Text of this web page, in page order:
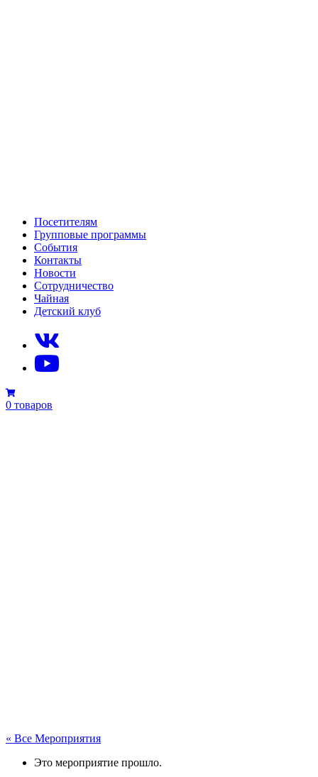
Посетителям
Групповые программы
События
Контакты
Новости
Сотрудничество
Чайная
Детский клуб
0 товаров
« Все Мероприятия
Это мероприятие прошло.